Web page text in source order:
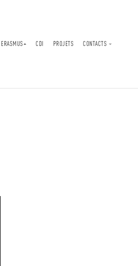
ERASMUS+ CDI PROJETS CONTACTS